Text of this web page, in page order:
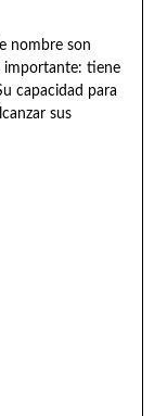
nombre son
importante: tiene
capacidad para
sus